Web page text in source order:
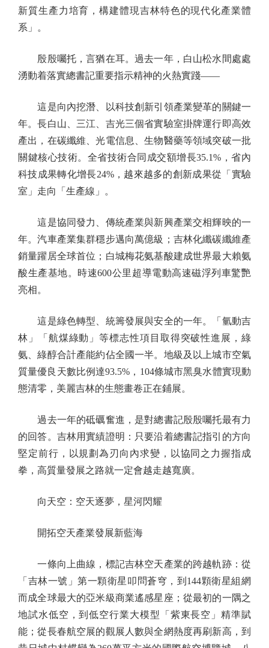
新質生產力培育，構建體現吉林特色的現代化產業體
系」。
殷殷囑托，言猶在耳。過去一年，白山松水間處處
湧動着落實總書記重要指示精神的火熱實踐——
這是向內挖潛、以科技創新引領產業變革的關鍵一
年。長白山、三江、吉光三個省實驗室掛牌運行即高效
產出，在碳纖維、光電信息、生物醫藥等領域突破一批
關鍵核心技術。全省技術合同成交額增長35.1%，省內
科技成果轉化增長24%，越來越多的創新成果從「實驗
室」走向「生產線」。
這是協同發力、傳統產業與新興產業交相輝映的一
年。汽車產業集群穩步邁向萬億級；吉林化纖碳纖維產
銷量躍居全球首位；白城梅花氨基酸建成世界最大賴氨
酸生產基地。時速600公里超導電動高速磁浮列車驚艷
亮相。
這是綠色轉型、統籌發展與安全的一年。「氫動吉
林」「航煤綠動」等標志性項目取得突破性進展，綠
氨、綠醇合計產能約佔全國一半。地級及以上城市空氣
質量優良天數比例達93.5%，104條城市黑臭水體實現動
態清零，美麗吉林的生態畫卷正在鋪展。
過去一年的砥礪奮進，是對總書記殷殷囑托最有力
的回答。吉林用實績證明：只要沿着總書記指引的方向
堅定前行，以規劃為刃向內求變，以協同之力握指成
拳，高質量發展之路就一定會越走越寬廣。
向天空：空天逐夢，星河閃耀
開拓空天產業發展新藍海
一條向上曲線，標記吉林空天產業的跨越軌跡：從
「吉林一號」第一顆衛星叩問蒼穹，到144顆衛星組網
而成全球最大的亞米級商業遙感星座；從最初的一隅之
地試水低空，到低空行業大模型「紫東長空」精準賦
能；從長春航空展的觀展人數與全網熱度再刷新高，到